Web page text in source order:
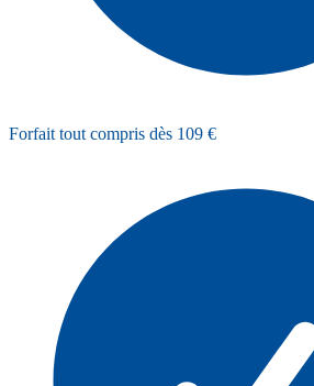
Forfait tout compris dès 109 €